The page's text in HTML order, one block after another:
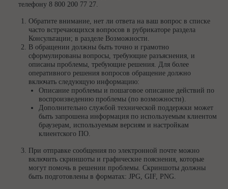
телефону 8 800 200 77 27.
Обратите внимание, нет ли ответа на ваш вопрос в списке
часто встречающихся вопросов в рубрикаторе раздела
Консультации; в разделе Возможности.
В обращении должны быть точно и грамотно
сформулированы вопросы, требующие разъяснения, и
описаны проблемы, требующие решения. Для более
оперативного решения вопросов обращение должно
включать следующую информацию:
Описание проблемы и пошаговое описание действий по
воспроизведению проблемы (по возможности).
Дополнительно службой технической поддержки может
быть запрошена информация по используемым клиентом
браузерам, используемым версиям и настройкам
клиентского ПО.
При отправке сообщения по электронной почте можно
включить скриншоты и графические пояснения, которые
могут помочь в решении проблемы. Скриншоты должны
быть подготовлены в форматах: JPG, GIF, PNG.